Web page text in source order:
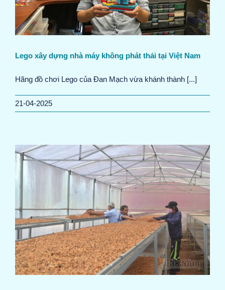
Lego xây dựng nhà máy không phát thải tại Việt Nam
Hãng đồ chơi Lego của Đan Mạch vừa khánh thành [...]
21-04-2025